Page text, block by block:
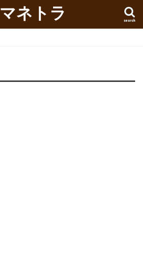
マネトラ search